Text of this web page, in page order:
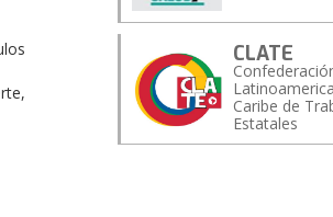
CLATE
Caribe de
Estatales